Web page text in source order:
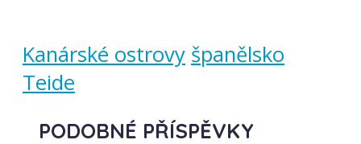
Kanárské ostrovy španělsko
Teide
PODOBNÉ PŘÍSPĚVKY